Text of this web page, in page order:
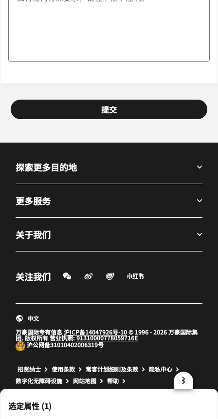
提交
选定属性 (1)
探索更多目的地
更多服务
关于我们
关注我们 微信扫一扫
微博
打开新窗口
飞猪
打开新窗口打开新窗口
万豪国际专有信息沪ICP备14047926号-10© 1996 - 2026 万豪国际集
团. 版权所有 营业执照:91310000778059716E
沪公网备31010402006319号
中文
招贤纳士 打开新窗口
使用条款 打开新窗口
常客计划细则及条款 打开新窗口
隐私中心
数字化无障碍设施
网站地图 帮助
prod32,9A417666-E3F9-583F-9E56-4574CCBCB6A9,NA